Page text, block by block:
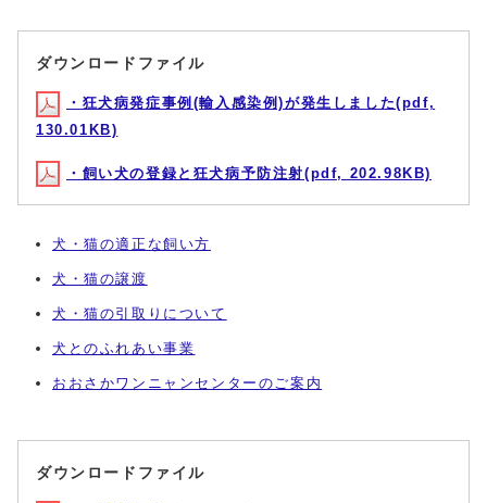
ダウンロードファイル
・狂犬病発症事例(輸入感染例)が発生しました(pdf,
130.01KB)
・飼い犬の登録と狂犬病予防注射(pdf, 202.98KB)
犬・猫の適正な飼い方
犬・猫の譲渡
犬・猫の引取りについて
犬とのふれあい事業
おおさかワンニャンセンターのご案内
ダウンロードファイル